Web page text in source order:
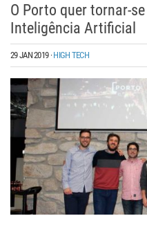
O Porto quer tornar-
Inteligência Artificial
29 JAN 2019·HIGH TECH